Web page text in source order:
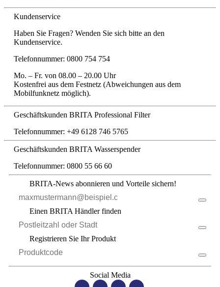
Kundenservice
Haben Sie Fragen? Wenden Sie sich bitte an den
Kundenservice.
Telefonnummer: 0800 754 754
Mo. – Fr. von 08.00 – 20.00 Uhr
Kostenfrei aus dem Festnetz (Abweichungen aus dem
Mobilfunknetz möglich).
Geschäftskunden BRITA Professional Filter
Telefonnummer: +49 6128 746 5765
Geschäftskunden BRITA Wasserspender
Telefonnummer: 0800 55 66 60
BRITA-News abonnieren und Vorteile sichern!
Einen BRITA Händler finden
Registrieren Sie Ihr Produkt
Social Media